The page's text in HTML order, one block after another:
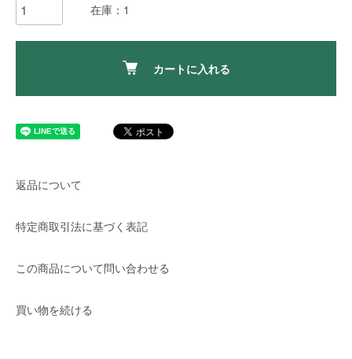
在庫：1
カートに入れる
返品について
特定商取引法に基づく表記
この商品について問い合わせる
買い物を続ける